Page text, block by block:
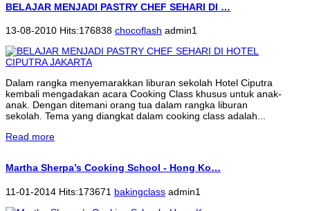
BELAJAR MENJADI PASTRY CHEF SEHARI DI …
13-08-2010 Hits:176838 chocoflash admin1
Dalam rangka menyemarakkan liburan sekolah Hotel Ciputra
kembali mengadakan acara Cooking Class khusus untuk anak-
anak. Dengan ditemani orang tua dalam rangka liburan
sekolah. Tema yang diangkat dalam cooking class adalah...
Read more
Martha Sherpa’s Cooking School - Hong Ko…
11-01-2014 Hits:173671 bakingclass admin1